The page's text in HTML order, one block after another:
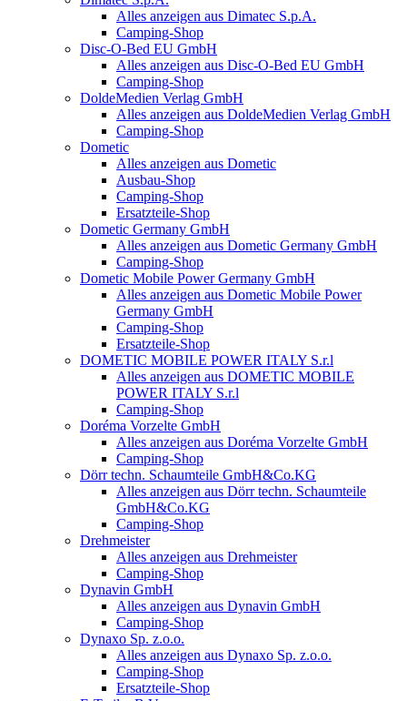
Alles anzeigen aus Dimatec S.p.A.
Camping-Shop
Disc-O-Bed EU GmbH
Alles anzeigen aus Disc-O-Bed EU GmbH
Camping-Shop
DoldeMedien Verlag GmbH
Alles anzeigen aus DoldeMedien Verlag GmbH
Camping-Shop
Dometic
Alles anzeigen aus Dometic
Ausbau-Shop
Camping-Shop
Ersatzteile-Shop
Dometic Germany GmbH
Alles anzeigen aus Dometic Germany GmbH
Camping-Shop
Dometic Mobile Power Germany GmbH
Alles anzeigen aus Dometic Mobile Power
Germany GmbH
Camping-Shop
Ersatzteile-Shop
DOMETIC MOBILE POWER ITALY S.r.l
Alles anzeigen aus DOMETIC MOBILE
POWER ITALY S.r.l
Camping-Shop
Doréma Vorzelte GmbH
Alles anzeigen aus Doréma Vorzelte GmbH
Camping-Shop
Dörr techn. Schaumteile GmbH&Co.KG
Alles anzeigen aus Dörr techn. Schaumteile
GmbH&Co.KG
Camping-Shop
Drehmeister
Alles anzeigen aus Drehmeister
Camping-Shop
Dynavin GmbH
Alles anzeigen aus Dynavin GmbH
Camping-Shop
Dynaxo Sp. z.o.o.
Alles anzeigen aus Dynaxo Sp. z.o.o.
Camping-Shop
Ersatzteile-Shop